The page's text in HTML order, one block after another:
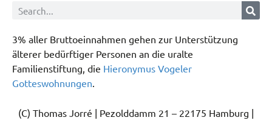
3% aller Bruttoeinnahmen gehen zur Unterstützung
älterer bedürftiger Personen an die uralte
Familienstiftung, die Hieronymus Vogeler
Gotteswohnungen.
(C) Thomas Jorré | Pezolddamm 21 – 22175 Hamburg |